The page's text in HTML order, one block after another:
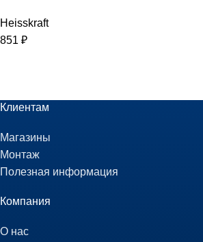
Heisskraft
851 ₽
Клиентам
Магазины
Монтаж
Полезная информация
Компания
О нас